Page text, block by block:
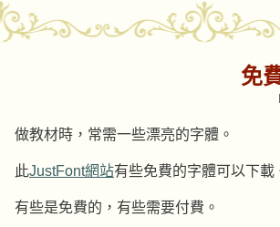
免
做教材時，常需一些漂亮的字體。
此JustFont網站有些免費的字體可以下載
有些是免費的，有些需要付費。